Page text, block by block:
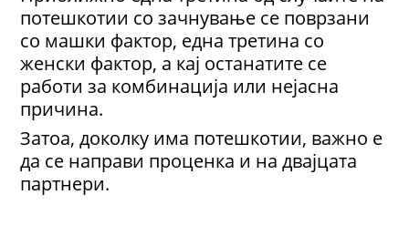
потешкотии со зачнување се поврзани
со машки фактор, една третина со
женски фактор, а кај останатите се
работи за комбинација или нејасна
причина.
Затоа, доколку има потешкотии, важно е
да се направи проценка и на двајцата
партнери.